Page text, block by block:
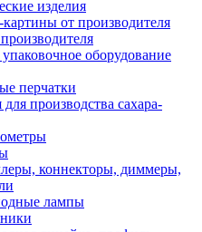
изделия
от производителя
оборудование
перчатки
производства сахара-
коннекторы, диммеры,
лампы